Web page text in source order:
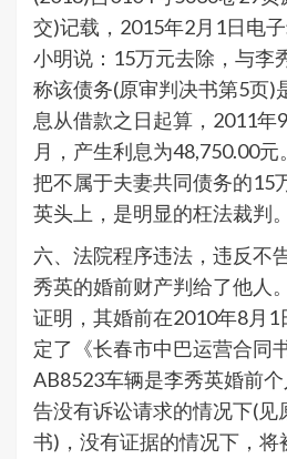
交)记载，2015年2月1日电
小明说：15万元去除，与李
称该债务(原审判决书第5页)
息从借款之日起算，2011年
月，产生利息为48,750.00
把不属于夫妻共同债务的15
英头上，是明显的枉法裁判。
六、法院程序违法，违反不
秀英的婚前财产判给了他人
证明，其婚前在2010年8月
定了《长春市中巴运营合同
AB8523车辆是李秀英婚前
告没有诉讼请求的情况下(见
书)，没有证据的情况下，将